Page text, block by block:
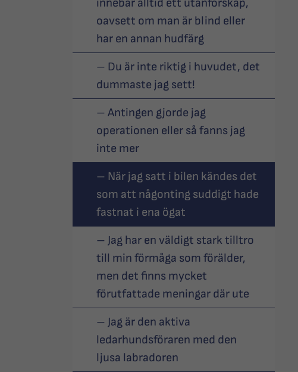
oavsett om man är blind eller
har en annan hudfärg
– Du är inte riktig i huvudet, det
dummaste jag sett!
– Antingen gjorde jag
operationen eller så fanns jag
inte mer
– När jag satt i bilen kändes det
som att någonting suddigt hade
fastnat i ena ögat
– Jag har en väldigt stark tilltro
till min förmåga som förälder,
men det finns mycket
förutfattade meningar där ute
– Jag är den aktiva
ledarhundsföraren med den
ljusa labradoren